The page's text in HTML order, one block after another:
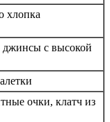
хлопка
джинсы с высокой
очки, клатч из